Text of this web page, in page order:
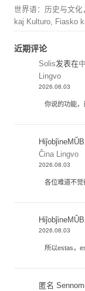
世界语：历史与文
kaj Kulturo, Fiasko
近期评论
Solis发表在
Lingvo
2026.08.03
你说的功能，
HiĵobĵineMŬB
Ĉina Lingvo
2026.08.03
各位难道不觉
HiĵobĵineMŬB
2026.08.03
所以estas，
匿名